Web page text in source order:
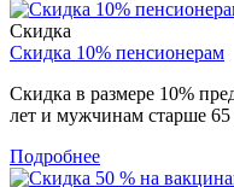
Скидка
Скидка 10% пенсионерам
Скидка в размере 10%
лет и мужчинам старше 65
Подробнее